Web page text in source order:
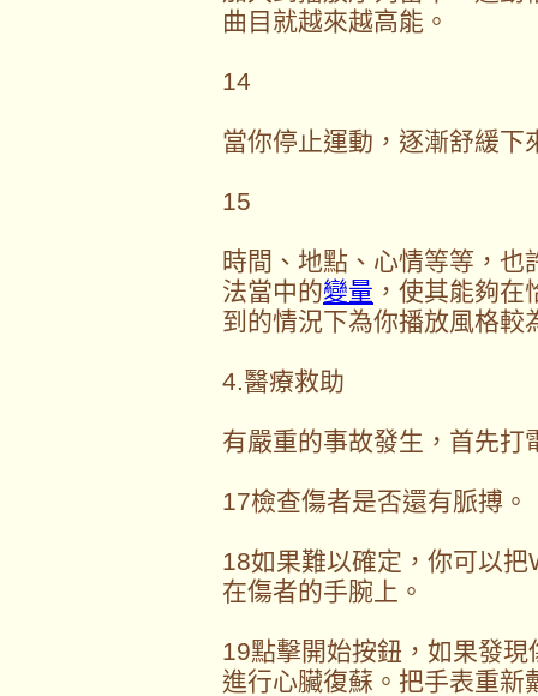
曲目就越來越高能。
14
當你停止運動，逐漸舒緩下
15
時間、地點、心情等等，
法當中的變量 ，使其能夠
到的情況下為你播放風格較
4.醫療救助
有嚴重的事故發生，首先打
17檢查傷者是否還有脈搏。
18如果難以確定，你可以
在傷者的手腕上。
19點擊開始按鈕，如果發
進行心臟復蘇。把手表重新